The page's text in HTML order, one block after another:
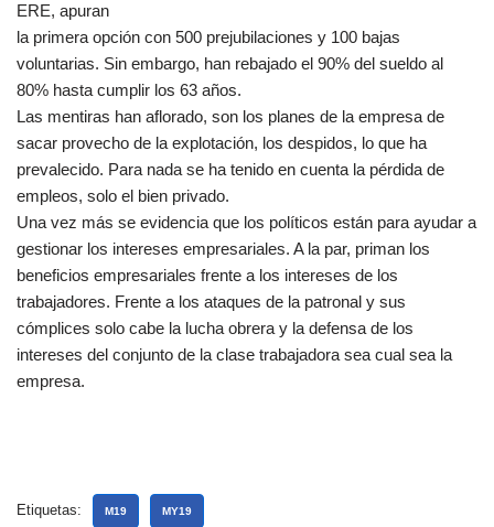
ERE, apuran
la primera opción con 500 prejubilaciones y 100 bajas
voluntarias. Sin embargo, han rebajado el 90% del sueldo al
80% hasta cumplir los 63 años.
Las mentiras han aflorado, son los planes de la empresa de
sacar provecho de la explotación, los despidos, lo que ha
prevalecido. Para nada se ha tenido en cuenta la pérdida de
empleos, solo el bien privado.
Una vez más se evidencia que los políticos están para ayudar a
gestionar los intereses empresariales. A la par, priman los
beneficios empresariales frente a los intereses de los
trabajadores. Frente a los ataques de la patronal y sus
cómplices solo cabe la lucha obrera y la defensa de los
intereses del conjunto de la clase trabajadora sea cual sea la
empresa.
Etiquetas: M19 MY19